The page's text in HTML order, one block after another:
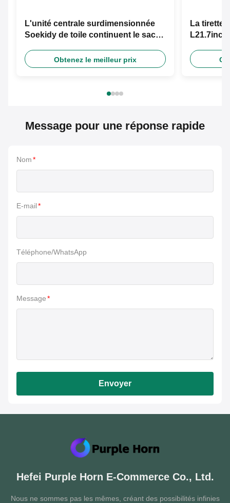
L'unité centrale surdimensionnée
Soekidy de toile continuent le sac
Obtenez le meilleur prix
La tirette
Message pour une réponse rapide
Nom*
E-mail*
Téléphone/WhatsApp
Message*
Envoyer
Hefei Purple Horn E-Commerce Co., Ltd.
Nous ne sommes pas les mêmes, créant des possibilités infinies